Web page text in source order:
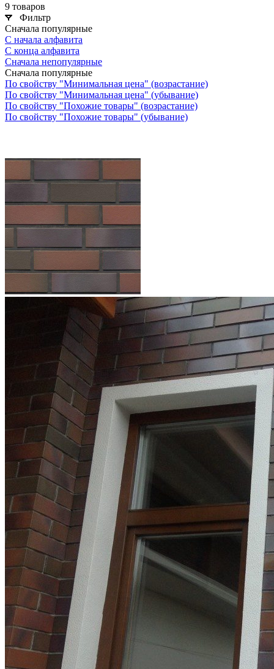
9 товаров
Фильтр
Сначала популярные
С начала алфавита
С конца алфавита
Сначала непопулярные
Сначала популярные
По свойству "Минимальная цена" (возрастание)
По свойству "Минимальная цена" (убывание)
По свойству "Похожие товары" (возрастание)
По свойству "Похожие товары" (убывание)